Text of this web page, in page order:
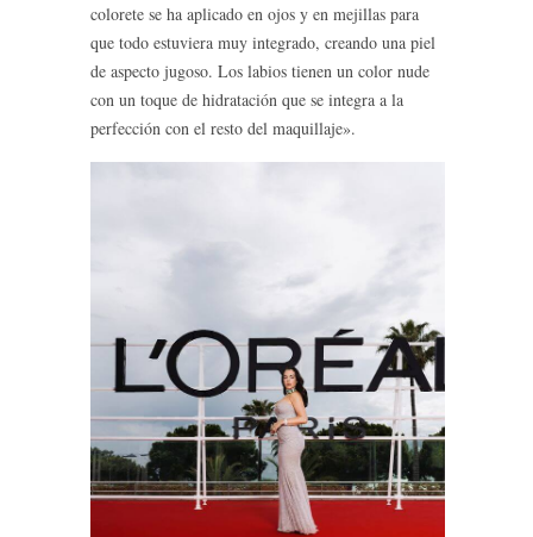
colorete se ha aplicado en ojos y en mejillas para
que todo estuviera muy integrado, creando una piel
de aspecto jugoso. Los labios tienen un color nude
con un toque de hidratación que se integra a la
perfección con el resto del maquillaje».